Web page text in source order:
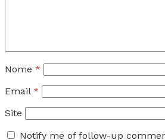
Nome *
Email *
Site
Notify me of follow-up